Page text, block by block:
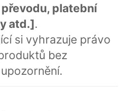
platební
atd.].
si vyhrazuje právo
bez